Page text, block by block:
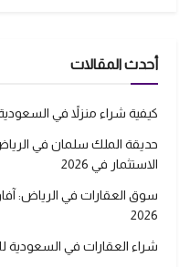
أحدث المقالات
كيفية شراء منزلاً في
حديقة الملك سلمان في
الاستثمار في 2026
سوق العقارات في الرياض:
2026
شراء العقارات في السعودية للأجانب: